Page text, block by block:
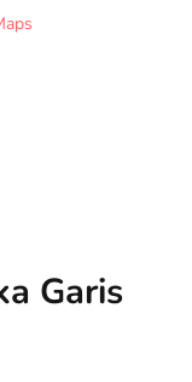
Garis